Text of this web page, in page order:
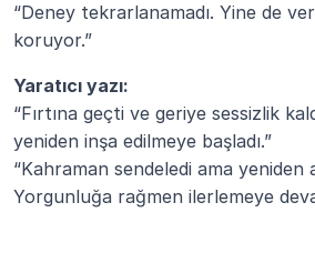
“Deney tekrarlanamadı. Yine de
koruyor.”
Yaratıcı yazı:
“Fırtına geçti ve geriye sessizlik
yeniden inşa edilmeye başladı.”
“Kahraman sendeledi ama yeniden
Yorgunluğa rağmen ilerlemeye